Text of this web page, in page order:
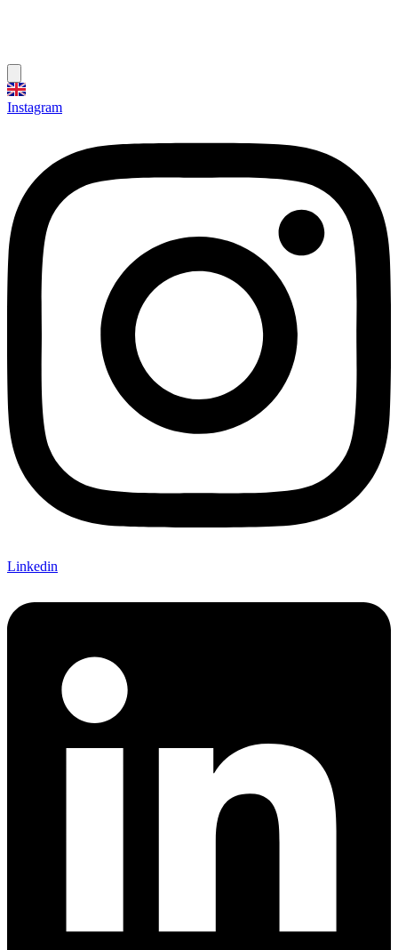
Instagram
Linkedin